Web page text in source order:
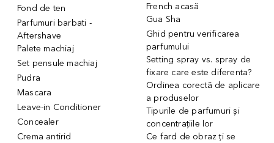
Fond de ten
Parfumuri barbati -
Aftershave
Palete machiaj
Set pensule machiaj
Pudra
Mascara
Leave-in Conditioner
Concealer
Crema antirid
French acasă
Gua Sha
Ghid pentru verificarea
parfumului
Setting spray vs. spray de
fixare care este diferenta?
Ordinea corectă de aplicare
a produselor
Tipurile de parfumuri și
concentrațiile lor
Ce fard de obraz ți se